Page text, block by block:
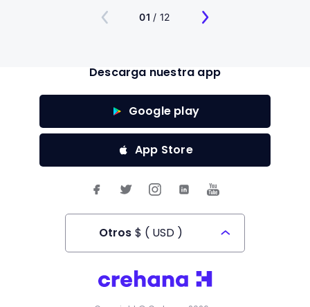
01 / 12
Descarga nuestra app
Google play
App Store
Otros $ ( USD )